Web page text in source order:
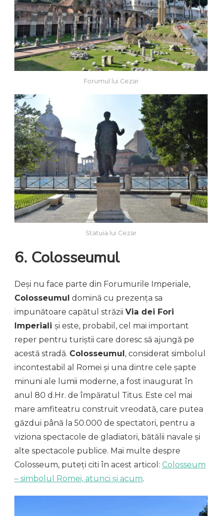
Forumul lui Cezar
Statuia lui Cezar
6. Colosseumul
Deși nu face parte din Forumurile Imperiale,
Colosseumul domină cu prezența sa
impunătoare capătul străzii Via dei Fori
Imperiali și este, probabil, cel mai important
reper pentru turiștii care doresc să ajungă pe
acestă stradă. Colosseumul , considerat simbolul
incontestabil al Romei și una dintre cele șapte
minuni ale lumii moderne, a fost inaugurat în
anul 80 d.Hr. de împăratul Titus. Este cel mai
mare amfiteatru construit vreodată, care putea
găzdui până la 50.000 de spectatori, pentru a
viziona spectacole de gladiatori, bătălii navale și
alte spectacole publice. Mai multe despre
Colosseum, puteți citi în acest articol: Colosseum
– simbolul Romei, atunci și acum.